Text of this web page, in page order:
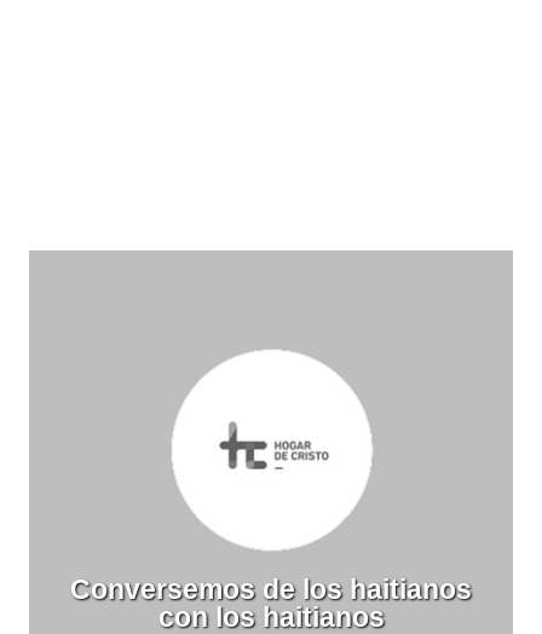
Conversemos de los haitianos
con los haitianos